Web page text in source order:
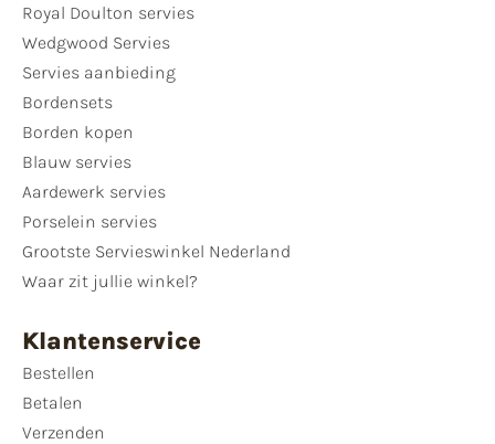
Royal Doulton servies
Wedgwood Servies
Servies aanbieding
Bordensets
Borden kopen
Blauw servies
Aardewerk servies
Porselein servies
Grootste Servieswinkel Nederland
Waar zit jullie winkel?
Klantenservice
Bestellen
Betalen
Verzenden